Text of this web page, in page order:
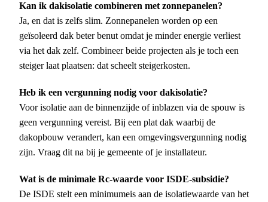
Kan ik dakisolatie combineren met zonnepanelen?
Ja, en dat is zelfs slim. Zonnepanelen worden op een
geïsoleerd dak beter benut omdat je minder energie verliest
via het dak zelf. Combineer beide projecten als je toch een
steiger laat plaatsen: dat scheelt steigerkosten.
Heb ik een vergunning nodig voor dakisolatie?
Voor isolatie aan de binnenzijde of inblazen via de spouw is
geen vergunning vereist. Bij een plat dak waarbij de
dakopbouw verandert, kan een omgevingsvergunning nodig
zijn. Vraag dit na bij je gemeente of je installateur.
Wat is de minimale Rc-waarde voor ISDE-subsidie?
De ISDE stelt een minimumeis aan de isolatiewaarde van het